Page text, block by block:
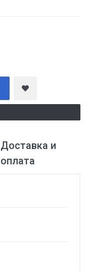
Доставка и
оплата